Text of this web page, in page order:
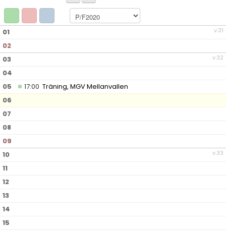
v.31
01
02
v.32
03
04
05
17:00 Träning, MGV Mellanvallen
06
07
08
09
v.33
10
11
12
13
14
15